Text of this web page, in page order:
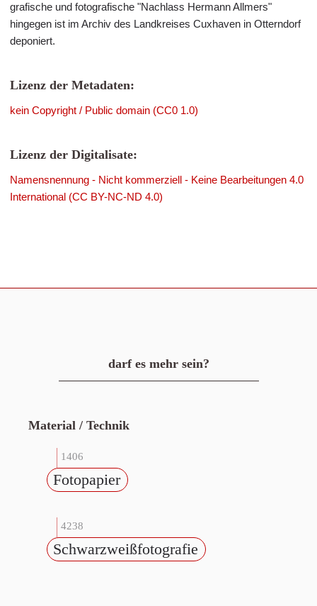
grafische und fotografische "Nachlass Hermann Allmers"
hingegen ist im Archiv des Landkreises Cuxhaven in Otterndorf
deponiert.
Lizenz der Metadaten:
kein Copyright / Public domain (CC0 1.0)
Lizenz der Digitalisate:
Namensnennung - Nicht kommerziell - Keine Bearbeitungen 4.0
International (CC BY-NC-ND 4.0)
darf es mehr sein?
Material / Technik
1406
Fotopapier
4238
Schwarzweißfotografie